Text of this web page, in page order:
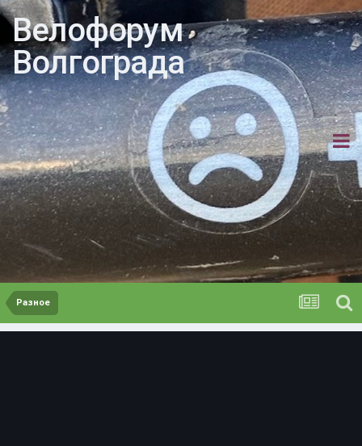
Велофорум
Волгограда
Разное